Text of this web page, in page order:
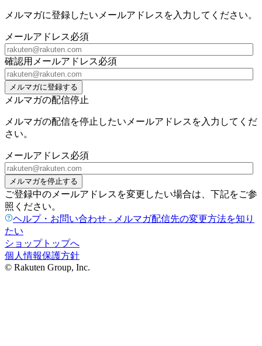
メルマガに登録したいメールアドレスを入力してください。
メールアドレス必須
確認用メールアドレス必須
メルマガに登録する
メルマガの配信停止
メルマガの配信を停止したいメールアドレスを入力してくだ
さい。
メールアドレス必須
メルマガを停止する
ご登録中のメールアドレスを変更したい場合は、下記をご参
照ください。
ヘルプ・お問い合わせ - メルマガ配信先の変更方法を知り
たい
ショップトップへ
個人情報保護方針
© Rakuten Group, Inc.